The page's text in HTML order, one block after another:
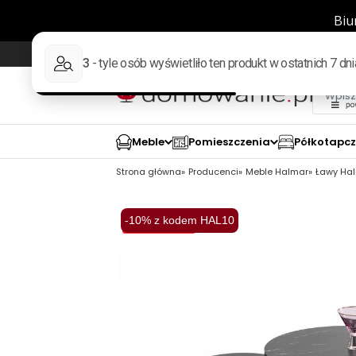
Meble Pomieszczenia
Strona główna Producenci Meble Halmar Ławy
-10% z kodem HAL10
Wysyłka 48H